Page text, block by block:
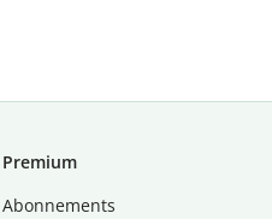
Premium
Abon­ne­ments